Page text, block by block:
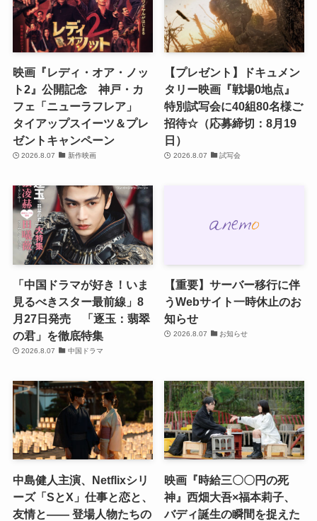
映画『レディ・オア・ノッ
ト2』公開記念 神戸・カ
フェ「ニューラフレア」
タイアップスイーツ＆プレ
ゼントキャンペーン
2026.8.07 新作映画
【プレゼント】ドキュメン
タリー映画『戦場0地点』
特別試写会に40組80名様ご
招待☆（応募締切：8月19
日）
2026.8.07 試写会
「中国ドラマが好き！いま
見るべきスター最前線」8
月27日発売 「逐玉：翡翠
の君」を徹底特集
2026.8.07 中国ドラマ
【重要】サーバー移行に伴
うWebサイト一時休止のお
知らせ
2026.8.07 お知らせ
中島健人主演、Netflixシリ
ーズ「SとX」仕事と恋と、
友情と―― 登場人物たちの
映画『時給三〇〇円の死
神』西畑大吾×福本莉子、
バディ誕生の瞬間を捉えた